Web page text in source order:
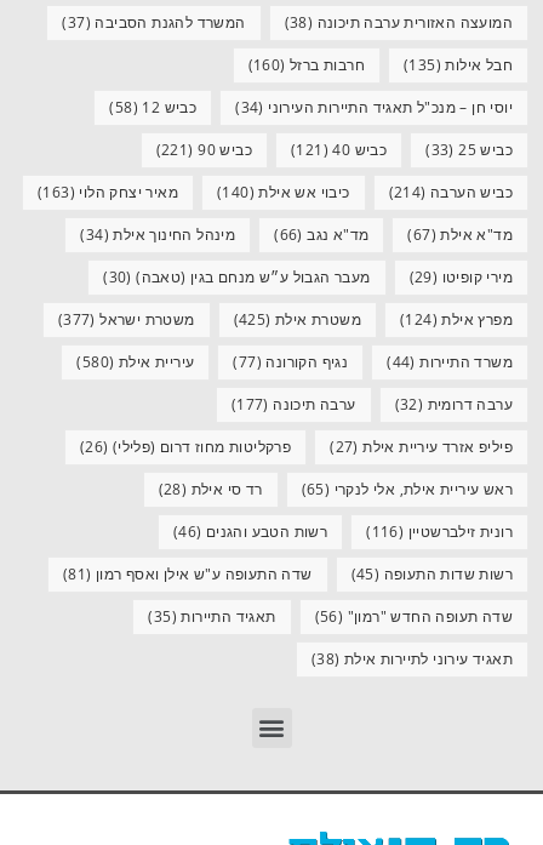
המועצה האזורית ערבה תיכונה (38) המשרד להגנת הסביבה (37)
חבל אילות(135) חרבות ברזל (160)
יוסי חן – מנכ"ל תאגיד התיירות העירוני (34) כביש 12 (58)
כביש 25 (33) כביש 40 (121) כביש 90 (221)
כביש הערבה (214) כיבוי אש אילת(140) מאיר יצחק הלוי (163)
מד"א אילת(67) מד"א נגב(66) מינהל החינוך אילת(34)
מירי קופיטו (29) מעבר הגבול ע״ש מנחם בגין (טאבה)(30)
מפרץ אילת(124) משטרת אילת (425) משטרת ישראל(377)
משרד התיירות(44) נגיף הקורונה (77) עיריית אילת (580)
ערבה דרומית (32) ערבה תיכונה (177)
פיליפ אזרד עיריית אילת(27) פרקליטות מחוז דרום (פלילי) (26)
ראש עיריית אילת, אלי לנקרי (65) רד סי אילת (28)
רונית זילברשטיין (116) רשות הטבע והגנים (46)
רשות שדות התעופה (45) שדה התעופה ע"ש אילן ואסף רמון (81)
שדה תעופה החדש "רמון" (56) תאגיד התיירות(35)
תאגיד עירוני לתיירות אילת (38)